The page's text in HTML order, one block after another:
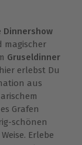
Dinnershow
magischer
Gruseldinner
erlebst Du
aus
Grafen
schönen
Erlebe